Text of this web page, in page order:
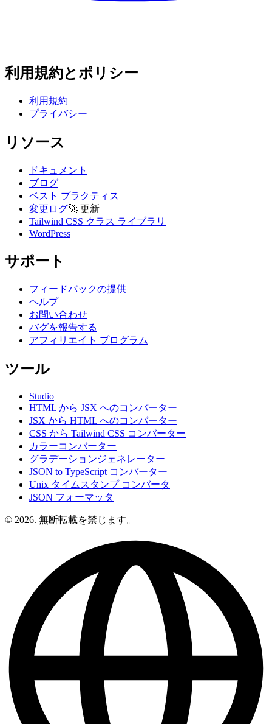
利用規約とポリシー
利用規約
プライバシー
リソース
ドキュメント
ブログ
ベスト プラクティス
変更ログ🚀 更新
Tailwind CSS クラス ライブラリ
WordPress
サポート
フィードバックの提供
ヘルプ
お問い合わせ
バグを報告する
アフィリエイト プログラム
ツール
Studio
HTML から JSX へのコンバーター
JSX から HTML へのコンバーター
CSS から Tailwind CSS コンバーター
カラーコンバーター
グラデーションジェネレーター
JSON to TypeScript コンバーター
Unix タイムスタンプ コンバータ
JSON フォーマッタ
© 2026. 無断転載を禁じます。